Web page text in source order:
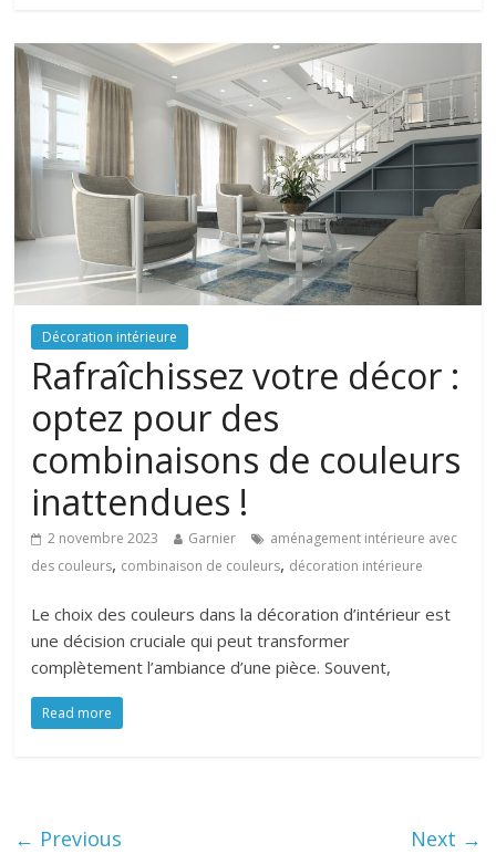
Décoration intérieure
Rafraîchissez votre décor :
optez pour des
combinaisons de couleurs
inattendues !
2 novembre 2023 Garnier
aménagement intérieure avec
des couleurs, combinaison de couleurs, décoration intérieure
Le choix des couleurs dans la décoration d’intérieur est
une décision cruciale qui peut transformer
complètement l’ambiance d’une pièce. Souvent,
Read more
← Previous Next →